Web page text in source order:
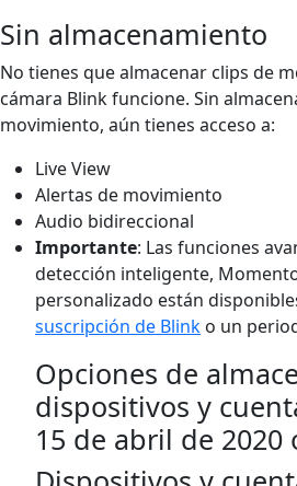
Sin almacenamiento
No tienes que almacenar clips de
cámara Blink funcione. Sin
movimiento, aún tienes acceso a:
Live View
Alertas de movimiento
Audio bidireccional
Importante: Las funciones
detección inteligente,
personalizado están
suscripción de Blink o un
Opciones de
dispositivos y
15 de abril de 2020